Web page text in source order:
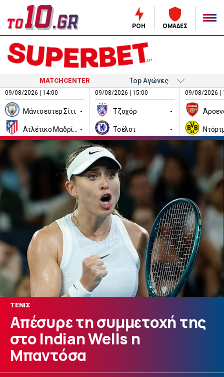
ΡΟΗ ΟΜΑΔΕΣ
MATCHCENTER
09/08/2026 | 14:00
Μάντσεστερ Σίτι -
-
09/08/2026 | 15:00
Τζοχόρ -
Τσέλσι -
09/08/2026 |
ΤΕΝΙΣ
Απέσυρε τη συμμετοχή της
στο Indian Wells η
Μπαντόσα